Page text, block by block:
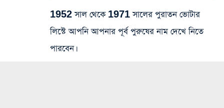
1952 সাল থেকে 1971 সালের পুরাতন ভোটার
লিস্টে আপনি আপনার পূর্ব পুরুষের নাম দেখে নিতে
পারবেন।